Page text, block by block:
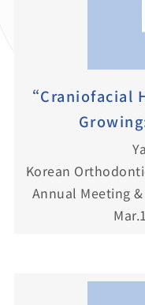
“Craniofacial
Korean
Annual Meeting